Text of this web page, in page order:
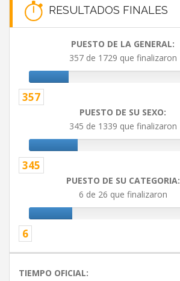
RESULTADOS FINALES
PUESTO DE LA GENERAL:
357 de 1729 que finalizaron
357
PUESTO DE SU SEXO:
345 de 1339 que finalizaron
345
PUESTO DE SU CATEGORIA:
6 de 26 que finalizaron
6
TIEMPO OFICIAL: